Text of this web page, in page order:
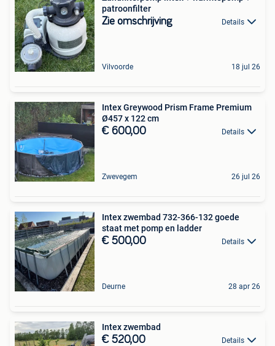
patroonfilter
Zie omschrijving Details
Vilvoorde 18 jul 26
Intex Greywood Prism Frame Premium
Ø457 x 122 cm
€ 600,00 Details
Zwevegem 26 jul 26
Intex zwembad 732-366-132 goede
staat met pomp en ladder
€ 500,00 Details
Deurne 28 apr 26
Intex zwembad
€ 520,00 Details